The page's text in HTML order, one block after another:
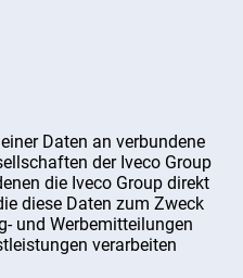
Daten an verbundene
der Iveco Group
die Iveco Group direkt
diese Daten zum Zweck
und Werbemitteilungen
verarbeiten